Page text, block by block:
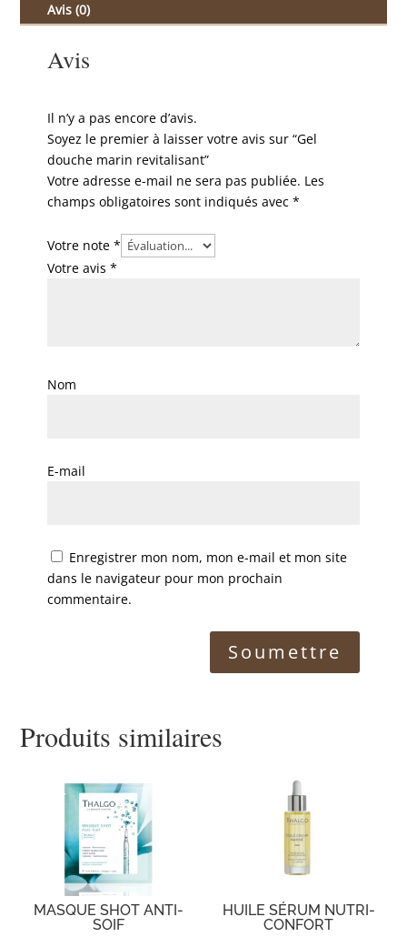
Avis (0)
Avis
Il n’y a pas encore d’avis.
Soyez le premier à laisser votre avis sur “Gel
douche marin revitalisant”
Votre adresse e-mail ne sera pas publiée. Les
champs obligatoires sont indiqués avec*
Votre note*
Votre avis*
Nom
E-mail
Enregistrer mon nom, mon e-mail et mon site
dans le navigateur pour mon prochain
commentaire.
Produits similaires
MASQUE SHOT ANTI-
SOIF
HUILE SÉRUM NUTRI-
CONFORT